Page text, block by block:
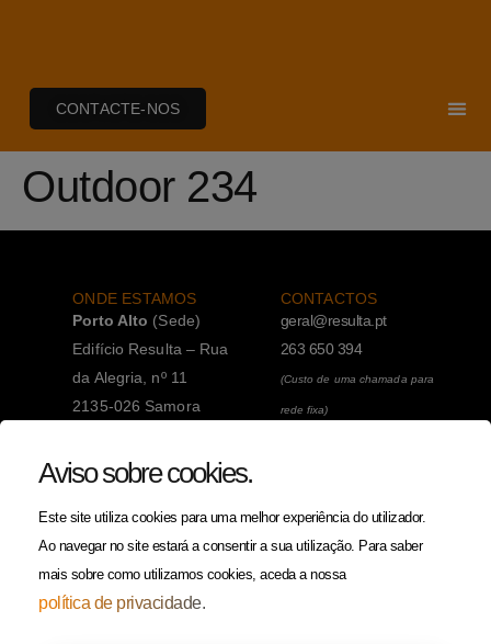
CONTACTE-NOS
Outdoor 234
ONDE ESTAMOS
Porto Alto (Sede)
Edifício Resulta – Rua
da Alegria, nº 11
2135-026 Samora
263 650 394
rede fixa)
Porto (Filial)
CONTACTOS
geral@resulta.pt
263 650 394
(Custo de uma chamada para
rede fixa)
Política da Privacidade
Aviso sobre cookies.
Este site utiliza cookies para uma melhor experiência do utilizador.
Ao navegar no site estará a consentir a sua utilização. Para saber
mais sobre como utilizamos cookies, aceda a nossa
política de privacidade.